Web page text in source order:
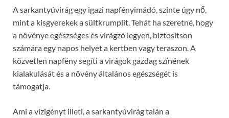
A sarkantyúvirág egy igazi napfényimádó, szinte úgy nő,
mint a kisgyerekek a sültkrumplit. Tehát ha szeretné, hogy
a növénye egészséges és virágzó legyen, biztosítson
számára egy napos helyet a kertben vagy teraszon. A
közvetlen napfény segíti a virágok gazdag színének
kialakulását és a növény általános egészségét is
támogatja.
Ami a vízigényt illeti, a sarkantyúvirág talán a